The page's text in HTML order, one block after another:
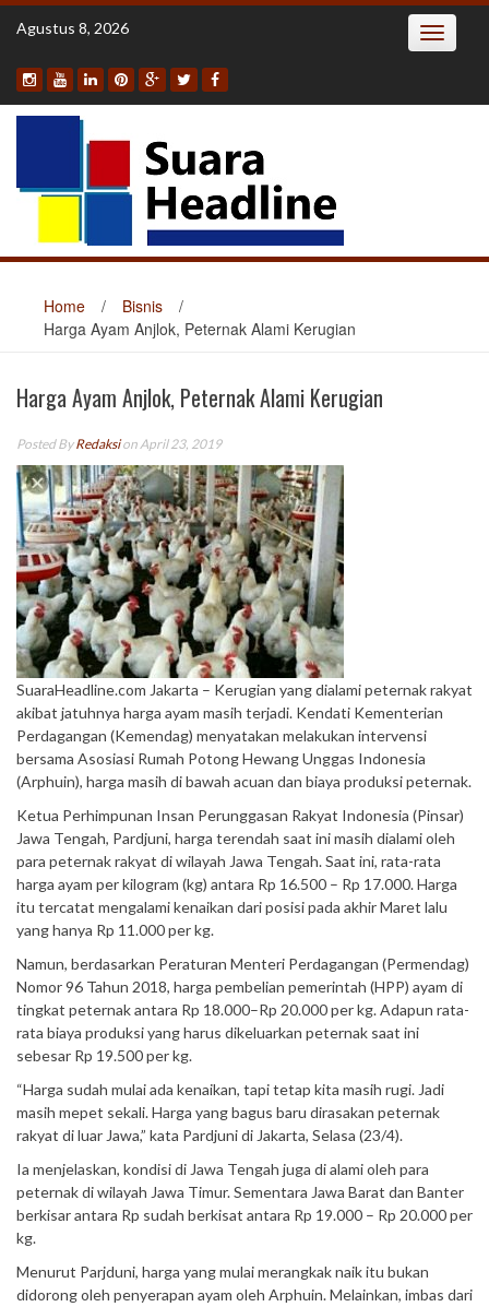
Skip
Agustus 8, 2026 Toggle
Home / Bisnis
/
Harga Ayam Anjlok, Peternak Alami Kerugian
Harga Ayam Anjlok, Peternak Alami Kerugian
Posted ByRedaksion April 23, 2019
SuaraHeadline.com Jakarta – Kerugian yang dialami peternak rakyat
akibat jatuhnya harga ayam masih terjadi. Kendati Kementerian
Perdagangan (Kemendag) menyatakan melakukan intervensi
bersama Asosiasi Rumah Potong Hewang Unggas Indonesia
(Arphuin), harga masih di bawah acuan dan biaya produksi peternak.
Ketua Perhimpunan Insan Perunggasan Rakyat Indonesia (Pinsar)
Jawa Tengah, Pardjuni, harga terendah saat ini masih dialami oleh
para peternak rakyat di wilayah Jawa Tengah. Saat ini, rata-rata
harga ayam per kilogram (kg) antara Rp 16.500 – Rp 17.000. Harga
itu tercatat mengalami kenaikan dari posisi pada akhir Maret lalu
yang hanya Rp 11.000 per kg.
Namun, berdasarkan Peraturan Menteri Perdagangan (Permendag)
Nomor 96 Tahun 2018, harga pembelian pemerintah (HPP) ayam di
tingkat peternak antara Rp 18.000–Rp 20.000 per kg. Adapun rata-
rata biaya produksi yang harus dikeluarkan peternak saat ini
sebesar Rp 19.500 per kg.
“Harga sudah mulai ada kenaikan, tapi tetap kita masih rugi. Jadi
masih mepet sekali. Harga yang bagus baru dirasakan peternak
rakyat di luar Jawa,” kata Pardjuni di Jakarta, Selasa (23/4).
Ia menjelaskan, kondisi di Jawa Tengah juga di alami oleh para
peternak di wilayah Jawa Timur. Sementara Jawa Barat dan Banter
berkisar antara Rp sudah berkisat antara Rp 19.000 – Rp 20.000 per
kg.
Menurut Parjduni, harga yang mulai merangkak naik itu bukan
didorong oleh penyerapan ayam oleh Arphuin. Melainkan, imbas dari